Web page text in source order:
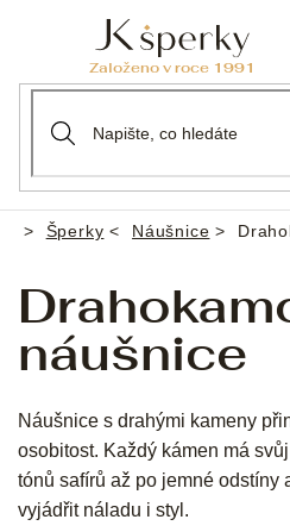
Domů
Šperky Náušnice
náušnice
Náušnice s drahými kameny
osobitost. Každý kámen má
tónů safírů až po jemné odstíny
vyjádřit náladu i styl.